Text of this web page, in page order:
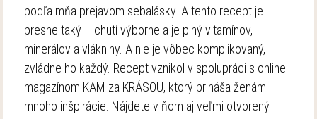
podľa mňa prejavom sebalásky. A tento recept je
presne taký – chutí výborne a je plný vitamínov,
minerálov a vlákniny. A nie je vôbec komplikovaný,
zvládne ho každý. Recept vznikol v spolupráci s online
magazínom KAM za KRÁSOU, ktorý prináša ženám
mnoho inšpirácie. Nájdete v ňom aj veľmi otvorený